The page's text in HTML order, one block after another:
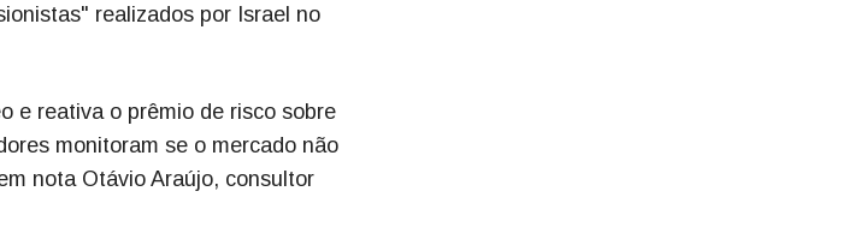
realizados por Israel no
e reativa o prêmio de risco sobre
monitoram se o mercado não
nota Otávio Araújo, consultor